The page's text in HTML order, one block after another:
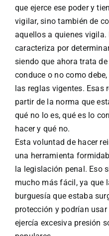
que ejerce ese poder y
vigilar, sino también de
aquellos a quienes vigila.
caracteriza por
siendo que ahora trata
conduce o no como
las reglas vigentes. Esas
partir de la norma que
qué no lo es, qué es lo
hacer y qué no.
Esta voluntad de hacer
una herramienta
la legislación penal. Eso
mucho más fácil, ya que
burguesía que estaba
protección y podrían
ejercía excesiva presión